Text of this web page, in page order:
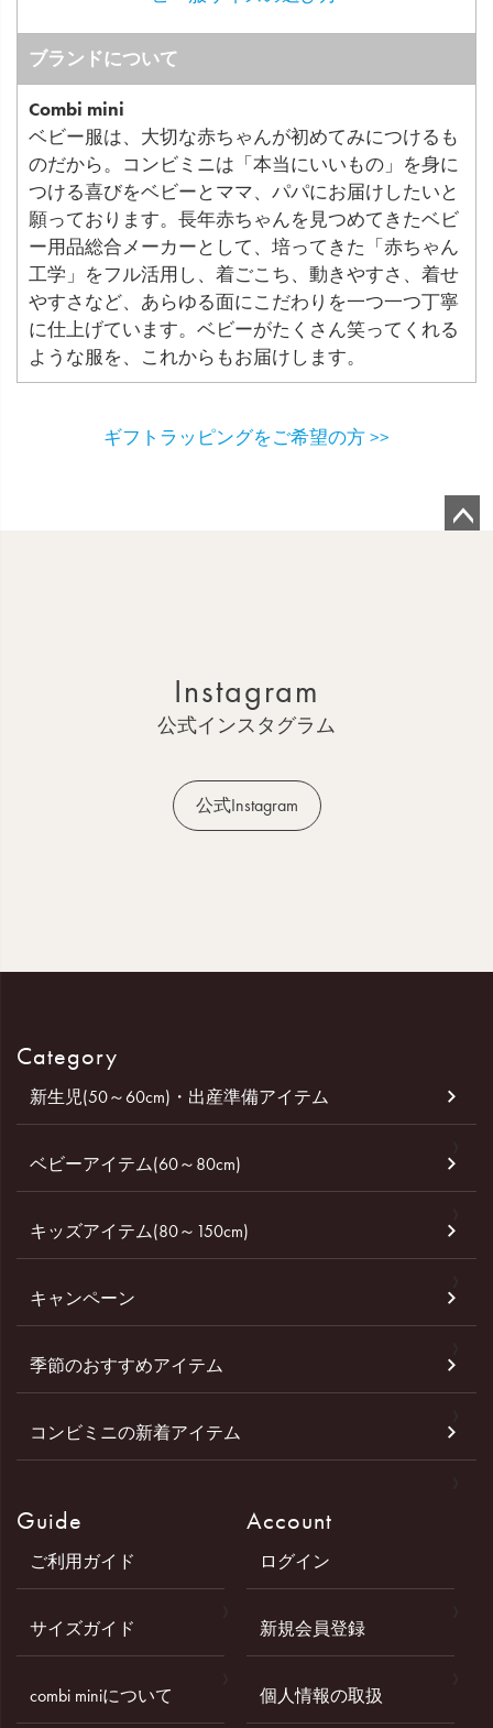
ブランドについて
Combi mini
ベビー服は、大切な赤ちゃんが初めてみにつけるも
のだから。コンビミニは「本当にいいもの」を身に
つける喜びをベビーとママ、パパにお届けしたいと
願っております。長年赤ちゃんを見つめてきたベビ
ー用品総合メーカーとして、培ってきた「赤ちゃん
工学」をフル活用し、着ごこち、動きやすさ、着せ
やすさなど、あらゆる面にこだわりを一つ一つ丁寧
に仕上げています。ベビーがたくさん笑ってくれる
ような服を、これからもお届けします。
ギフトラッピングをご希望の方 >>
Instagram
公式インスタグラム
公式Instagram
Category
新生児(50～60cm)・出産準備アイテム
ベビーアイテム(60～80cm)
キッズアイテム(80～150cm)
キャンペーン
季節のおすすめアイテム
コンビミニの新着アイテム
Guide
ご利用ガイド
サイズガイド
combi miniについて
Account
ログイン
新規会員登録
個人情報の取扱